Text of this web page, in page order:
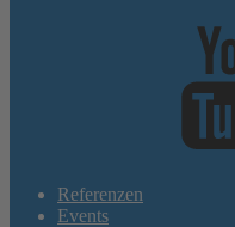
Referenzen
Events